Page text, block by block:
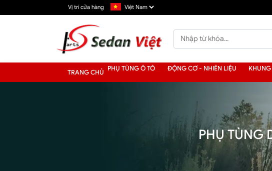
Vị trí cửa hàng
TRANG CHỦ PHỤ TÙNG Ô TÔ ĐỘNG CƠ - NHIÊN LIỆU
PHỤ TÙNG